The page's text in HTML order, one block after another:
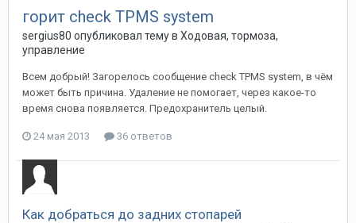
горит check TPMS system
sergius80 опубликовал тему в Ходовая, тормоза,
управление
Всем добрый! Загорелось сообщение check TPMS system, в чём
может быть причина. Удаление не помогает, через какое-то
время снова появляется. Предохранитель целый.
24 мая 2013 36 ответов
Как добраться до задних стопарей